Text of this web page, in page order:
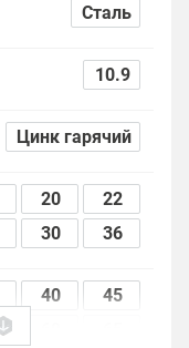
Сталь
10.9
Цинк гарячий
20
22
30 36
40
45